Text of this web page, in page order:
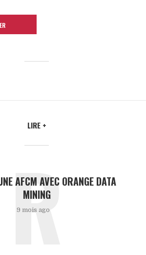
LIRE +
AFCM AVEC ORANGE DATA
MINING
9 mois ago
R